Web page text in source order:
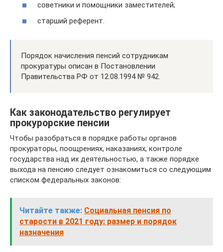
советники и помощники заместителей;
старший референт.
Порядок начисления пенсий сотрудникам
прокуратуры описан в Постановлении
Правительства РФ от 12.08.1994 № 942.
Как законодательство регулирует
прокурорские пенсии
Чтобы разобраться в порядке работы органов
прокураторы, поощрениях, наказаниях, контроле
государства над их деятельностью, а также порядке
выхода на пенсию следует ознакомиться со следующим
списком федеральных законов:
Читайте также: Социальная пенсия по
старости в 2021 году: размер и порядок
назначения